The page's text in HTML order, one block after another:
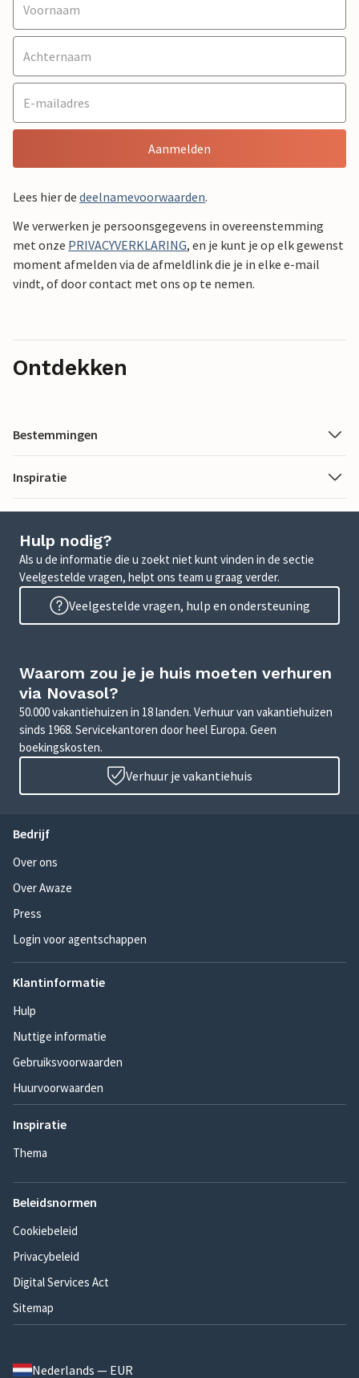
Aanmelden
Lees hier de deelnamevoorwaarden.
We verwerken je persoonsgegevens in overeenstemming
met onze PRIVACYVERKLARING, en je kunt je op elk gewenst
moment afmelden via de afmeldlink die je in elke e-mail
vindt, of door contact met ons op te nemen.
Ontdekken
Bestemmingen
Inspiratie
Hulp nodig?
Als u de informatie die u zoekt niet kunt vinden in de sectie
Veelgestelde vragen, helpt ons team u graag verder.
Veelgestelde vragen, hulp en ondersteuning
Waarom zou je je huis moeten verhuren
via Novasol?
50.000 vakantiehuizen in 18 landen. Verhuur van vakantiehuizen
sinds 1968. Servicekantoren door heel Europa. Geen
boekingskosten.
Verhuur je vakantiehuis
Bedrijf
Over ons
Over Awaze
Press
Login voor agentschappen
Klantinformatie
Hulp
Nuttige informatie
Gebruiksvoorwaarden
Huurvoorwaarden
Inspiratie
Thema
Beleidsnormen
Cookiebeleid
Privacybeleid
Digital Services Act
Sitemap
Nederlands — EUR